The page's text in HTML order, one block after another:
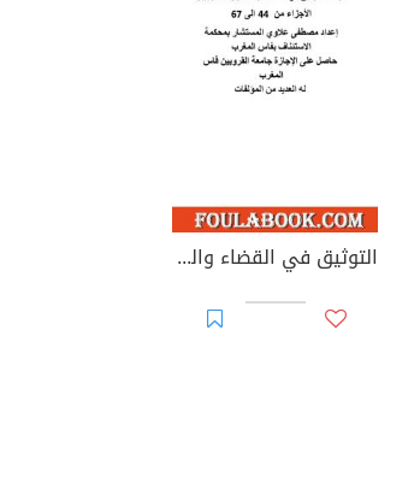
التوثيق في القضاء والقانون المغربيين - الأجزاء من 44 إلى 67